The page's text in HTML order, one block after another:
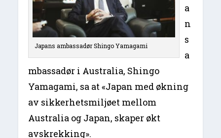
Japans ambassadør Shingo Yamagami
a
n
s
a
mbassadør i Australia, Shingo
Yamagami, sa at «Japan med økning
av sikkerhetsmiljøet mellom
Australia og Japan, skaper økt
avskrekking».